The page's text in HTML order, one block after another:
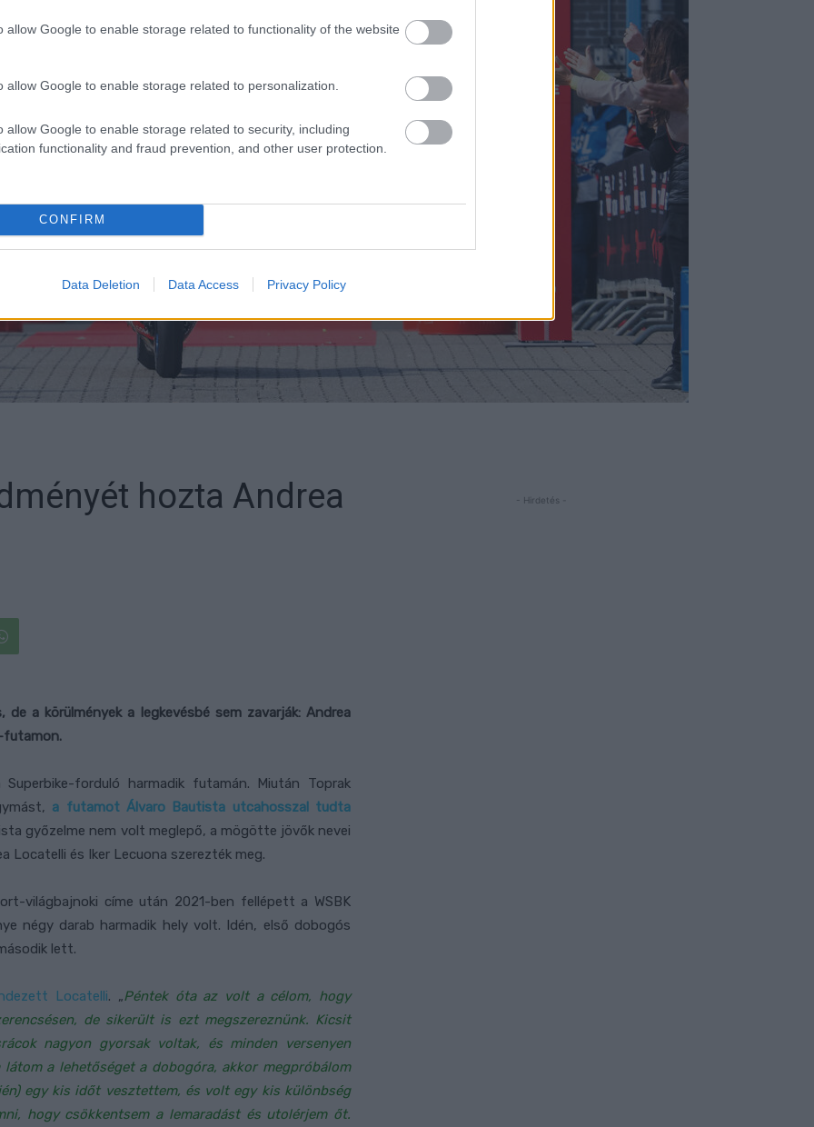
allow Google to enable storage related to functionality of the website
allow Google to enable storage related to personalization.
allow Google to enable storage related to security, including
functionality and fraud prevention, and other user protection.
CONFIRM
Data Deletion Data Access Privacy Policy